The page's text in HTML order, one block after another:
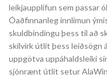
leikjaupplifun sem passar
Óaðfinnanleg innlimun
skuldbindingu þess til að
skilvirk útlit þess leiðsögn
uppgötva uppáhaldsleiki
sjónrænt útlit setur